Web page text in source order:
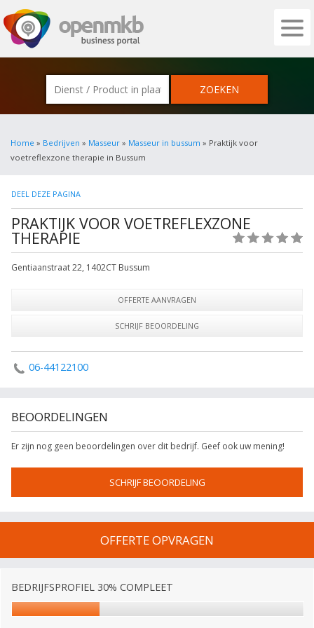
OPENMKB - DE ZAKELIJKE PORTAL
Home » Bedrijven » Masseur » Masseur in bussum » Praktijk voor
voetreflexzone therapie in Bussum
DEEL DEZE PAGINA
PRAKTIJK VOOR VOETREFLEXZONE
THERAPIE
Gentiaanstraat 22, 1402CT Bussum
OFFERTE AANVRAGEN
SCHRIJF BEOORDELING
06-44122100
BEOORDELINGEN
Er zijn nog geen beoordelingen over dit bedrijf. Geef ook uw mening!
SCHRIJF BEOORDELING
OFFERTE OPVRAGEN
BEDRIJFSPROFIEL 30% COMPLEET